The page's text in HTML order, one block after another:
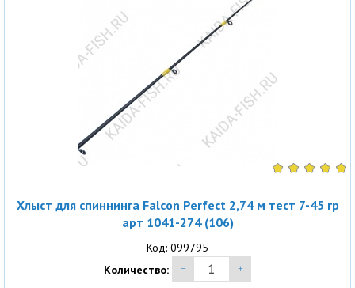
Хлыст для спиннинга Falcon Perfect 2,74 м тест 7-45 гр
арт 1041-274 (106)
Код: 099795
Количество: